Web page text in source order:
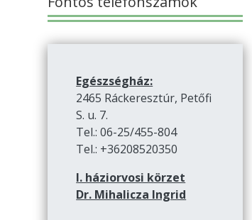
Egészségház:
2465 Ráckeresztúr, Petőfi
S. u. 7.
Tel.: 06-25/455-804
Tel.: +36208520350
I. háziorvosi körzet
Dr. Mihalicza Ingrid